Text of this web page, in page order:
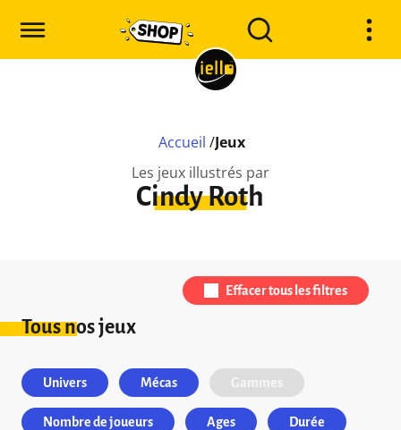
Accueil /Jeux
Les jeux illustrés par
Cindy Roth
Tous nos jeux
Effacer tous les filtres
Univers Mécas Gammes
Nombre de joueurs Ages Durée